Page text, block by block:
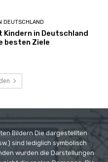
DEUTSCHLAND
Kindern in Deutschland
besten Ziele
Bildern Die dargestellten
sind lediglich symbolisch
wurden die Darstellungen